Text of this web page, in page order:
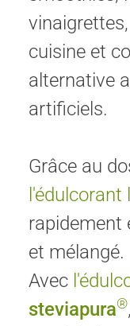
cuisine et
alternative
artificiels.
Grâce au
l'édulcorant
rapidement
et mélangé.
Avec
steviapura®